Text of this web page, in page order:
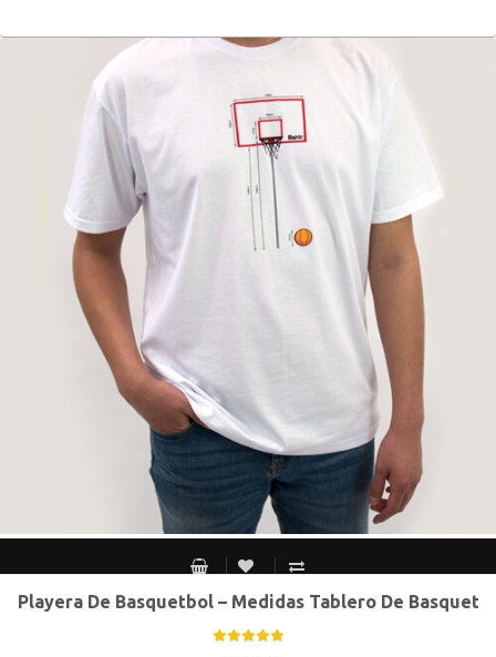
CH G XG
Playera De Basquetbol – Medidas Tablero De Basquet